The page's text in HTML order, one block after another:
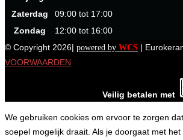
Zaterdag
09:00 tot 17:00
Zondag
12:00 tot 16:00
© Copyright 2026| powered by WCS |
VOORWAARDEN
Veilig betalen met
We gebruiken cookies om ervoor te zorgen
soepel mogelijk draait. Als je doorgaat met